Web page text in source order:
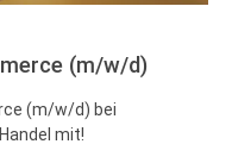
(m/w/d)
(m/w/d) bei
mit!